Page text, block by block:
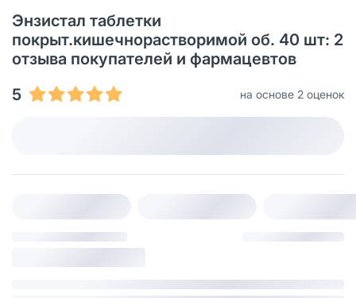
Энзистал таблетки
покрыт.кишечнорастворимой об. 40 шт: 2
отзыва покупателей и фармацевтов
5
на основе 2 оценок